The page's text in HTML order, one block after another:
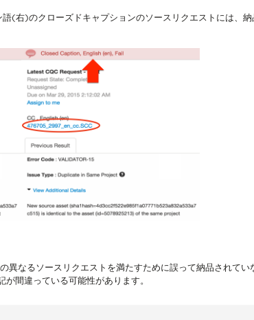
(右)のクローズドキャプションのソースリクエストには、
異なるソースリクエストを満たすために誤って納品されてい
間違っている可能性があります。